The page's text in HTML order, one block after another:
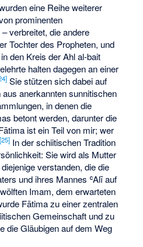
eine Reihe weiterer
prominenten
verbreitet, die andere
Tochter des Propheten, und
den Kreis der Ahl al-bait
halten dagegen an einer
] Sie stützen sich dabei auf
anerkannten sunnitischen
in denen die
betont werden, darunter die
ist ein Teil von mir; wer
[25] In der schiitischen Tradition
Sie wird als Mutter
verstanden, die die
und ihres Mannes ʿAlī auf
Imam, dem erwarteten
Fātima zu einer zentralen
Gemeinschaft und zu
die Gläubigen auf dem Weg